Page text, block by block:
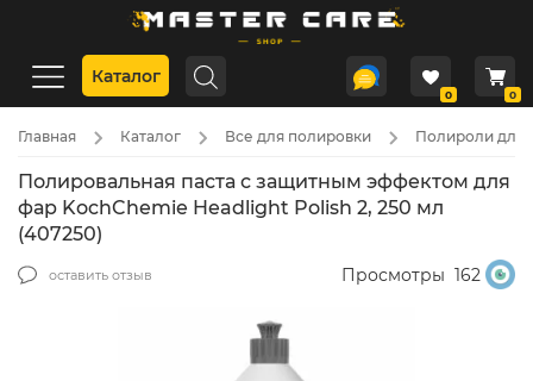
Каталог
0 0
Главная Каталог Все для полировки Полироли для
Полировальная паста с защитным эффектом для
фар KochChemie Headlight Polish 2, 250 мл
(407250)
оставить отзыв Просмотры 162